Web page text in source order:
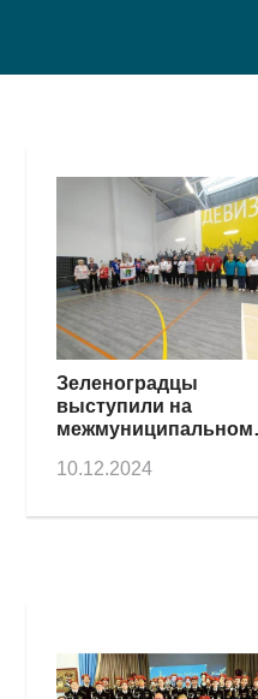
Зеленоградцы
выступили на
межмуниципальном
адаптивным видам
Всероссийского
10.12.2024